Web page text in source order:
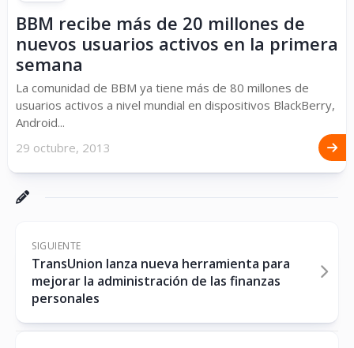
BBM recibe más de 20 millones de
nuevos usuarios activos en la primera
semana
La comunidad de BBM ya tiene más de 80 millones de
usuarios activos a nivel mundial en dispositivos BlackBerry,
Android...
29 octubre, 2013
SIGUIENTE
TransUnion lanza nueva herramienta para
mejorar la administración de las finanzas
personales